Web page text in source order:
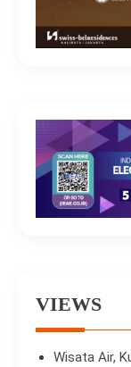
VIEWS
Wisata Air,